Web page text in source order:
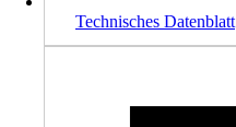
Technisches Datenblatt